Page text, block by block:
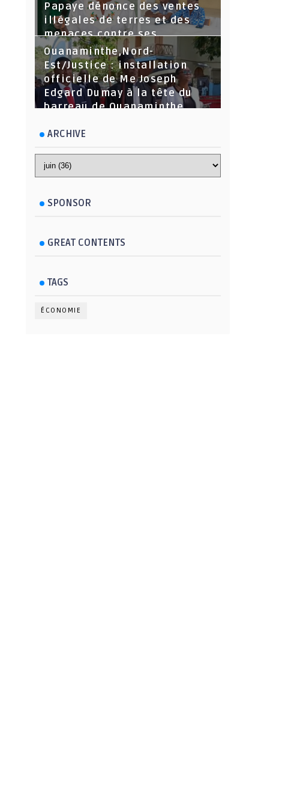
Papaye dénonce des ventes
illégales de terres et des
menaces contre ses
dirigeants
Ouanaminthe,Nord-
Est/Justice : installation
officielle de Me Joseph
Edgard Dumay à la tête du
barreau de Ouanaminthe.
ARCHIVE
SPONSOR
GREAT CONTENTS
TAGS
ÉCONOMIE